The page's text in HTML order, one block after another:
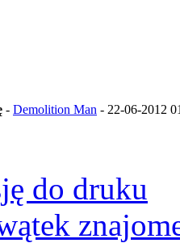
- Demolition Man - 22-06-2012
do druku